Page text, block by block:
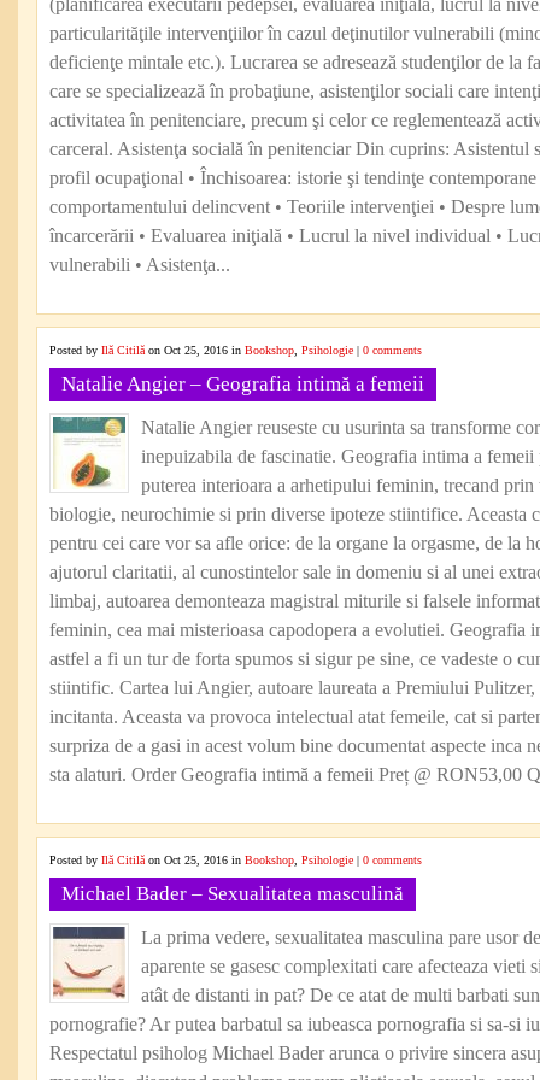
(planificarea executării pedepsei, evaluarea iniţială, lucrul la
particularităţile intervenţiilor în cazul deţinutilor vulnerabili
deficienţe mintale etc.). Lucrarea se adresează studenţilor de la
care se specializează în probaţiune, asistenţilor sociali care
activitatea în penitenciare, precum şi celor ce reglementează
carceral. Asistenţa socială în penitenciar Din cuprins: Asistentul
profil ocupaţional • Închisoarea: istorie şi tendinţe
comportamentului delincvent • Teoriile intervenţiei • Despre
încarcerării • Evaluarea iniţială • Lucrul la nivel individual •
vulnerabili • Asistenţa...
Posted by Ilă Citilă on Oct 25, 2016 in Bookshop Psihologie | 0 comments
Natalie Angier – Geografia intimă a femeii
Natalie Angier reuseste cu usurinta sa transforme
inepuizabila de fascinatie. Geografia intima a
puterea interioara a arhetipului feminin, trecand
biologie, neurochimie si prin diverse ipoteze stiintifice. Aceasta
pentru cei care vor sa afle orice: de la organe la orgasme, de la
ajutorul claritatii, al cunostintelor sale in domeniu si al unei
limbaj, autoarea demonteaza magistral miturile si falsele
feminin, cea mai misterioasa capodopera a evolutiei. Geografia
astfel a fi un tur de forta spumos si sigur pe sine, ce vadeste o
stiintific. Cartea lui Angier, autoare laureata a Premiului
incitanta. Aceasta va provoca intelectual atat femeile, cat si
surpriza de a gasi in acest volum bine documentat aspecte inca
sta alaturi. Order Geografia intimă a femeii Preț @ RON53,00
Posted by Ilă Citilă on Oct 25, 2016 in Bookshop Psihologie | 0 comments
Michael Bader – Sexualitatea masculină
La prima vedere, sexualitatea masculina pare usor
aparente se gasesc complexitati care afecteaza
atât de distanti in pat? De ce atat de multi barbati
pornografie? Ar putea barbatul sa iubeasca pornografia si sa-si
Respectatul psiholog Michael Bader arunca o privire sincera